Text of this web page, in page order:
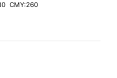
CMY:260